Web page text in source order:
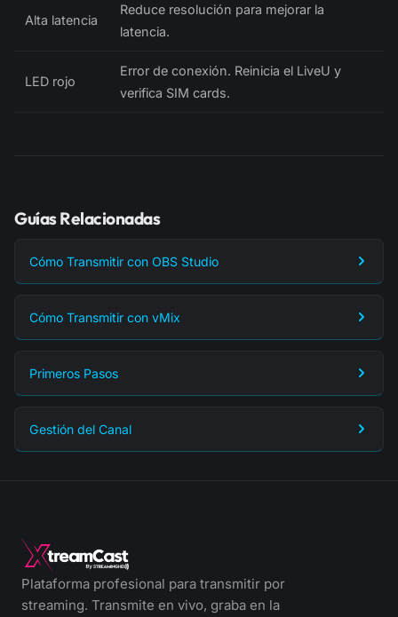
Alta latencia
Reduce resolución para mejorar la
latencia.
LED rojo
Error de conexión. Reinicia el LiveU y
verifica SIM cards.
Guías Relacionadas
Cómo Transmitir con OBS Studio
Cómo Transmitir con vMix
Primeros Pasos
Gestión del Canal
Plataforma profesional para transmitir por
streaming. Transmite en vivo, graba en la